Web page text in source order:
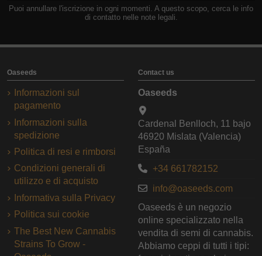
Puoi annullare l'iscrizione in ogni momenti. A questo scopo, cerca le info
di contatto nelle note legali.
Oaseeds
Informazioni sul
pagamento
Informazioni sulla
spedizione
Politica di resi e rimborsi
Condizioni generali di
utilizzo e di acquisto
Informativa sulla Privacy
Politica sui cookie
The Best New Cannabis
Strains To Grow -
Contact us
Oaseeds
Cardenal Benlloch, 11 bajo
46920 Mislata (Valencia)
España
+34 661782152
info@oaseeds.com
Oaseeds è un negozio
online specializzato nella
vendita di semi di cannabis.
Abbiamo ceppi di tutti i tipi: